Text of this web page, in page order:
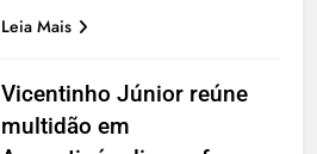
Leia Mais
Vicentinho Júnior reúne
multidão em